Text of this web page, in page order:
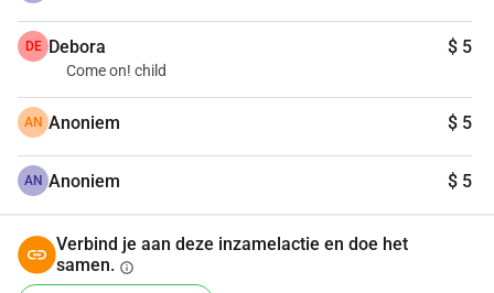
DE Debora $ 5
Come on! child
AN Anoniem $ 5
AN Anoniem $ 5
Verbind je aan deze inzamelactie en doe het
samen. info